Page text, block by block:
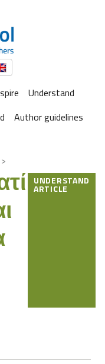
Understand
Author guidelines
UNDERSTAND
ARTICLE